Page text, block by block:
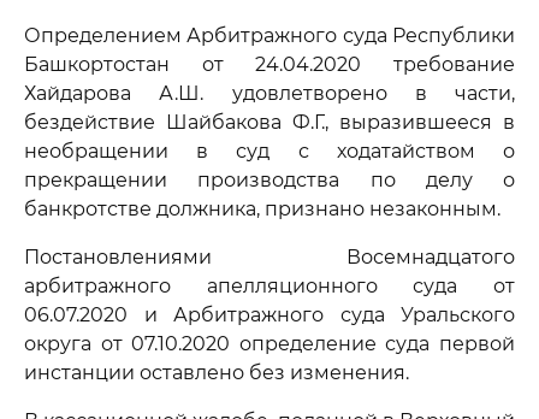
Определением Арбитражного суда Республики
Башкортостан от 24.04.2020 требование
Хайдарова А.Ш. удовлетворено в части,
бездействие Шайбакова Ф.Г., выразившееся в
необращении в суд с ходатайством о
прекращении производства по делу о
банкротстве должника, признано незаконным.
Постановлениями Восемнадцатого
арбитражного апелляционного суда от
06.07.2020 и Арбитражного суда Уральского
округа от 07.10.2020 определение суда первой
инстанции оставлено без изменения.